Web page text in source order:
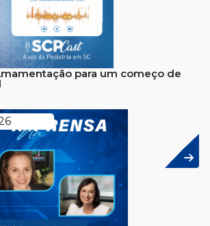
para um começo de